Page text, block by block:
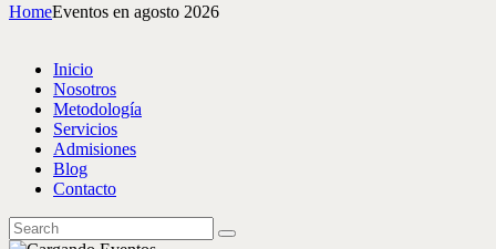
HomeEventos en agosto 2026
Inicio
Nosotros
Metodología
Servicios
Admisiones
Blog
Contacto